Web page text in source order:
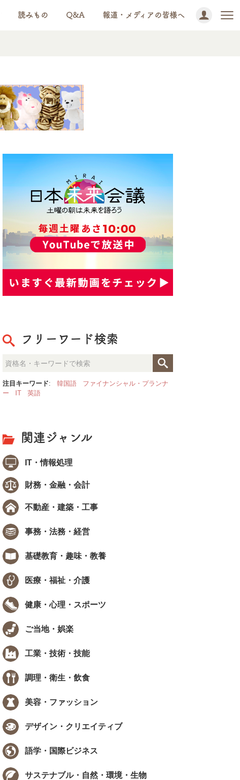
読みもの Q&A 報道・メディアの皆様へ
フリーワード検索
注目キーワード: 韓国語
ファイナンシャル・プランナ
ー
IT 英語
関連ジャンル
IT・情報処理
財務・金融・会計
不動産・建築・工事
事務・法務・経営
基礎教育・趣味・教養
医療・福祉・介護
健康・心理・スポーツ
ご当地・娯楽
工業・技術・技能
調理・衛生・飲食
美容・ファッション
デザイン・クリエイティブ
語学・国際ビジネス
サステナブル・自然・環境・生物